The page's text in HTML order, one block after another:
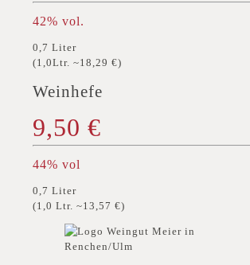
42% vol.
0,7 Liter
(1,0Ltr. ~18,29 €)
Weinhefe
9,50 €
44% vol
0,7 Liter
(1,0 Ltr. ~13,57 €)